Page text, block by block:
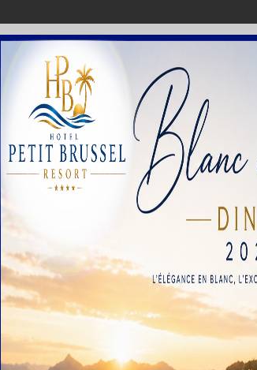
milliards FCFA
de 15 ans
le chaos institutionnel,…